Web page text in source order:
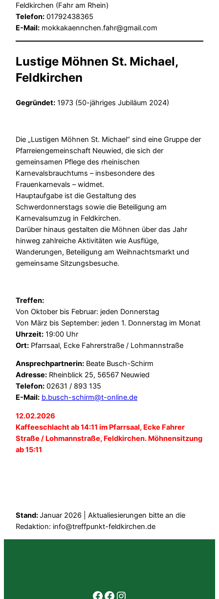
Feldkirchen (Fahr am Rhein)
Telefon: 01792438365
E-Mail: mokkakaennchen.fahr@gmail.com
Lustige Möhnen St. Michael,
Feldkirchen
Gegründet: 1973 (50-jähriges Jubiläum 2024)
Die „Lustigen Möhnen St. Michael“ sind eine Gruppe der
Pfarreiengemeinschaft Neuwied, die sich der
gemeinsamen Pflege des rheinischen
Karnevalsbrauchtums – insbesondere des
Frauenkarnevals – widmet.
Hauptaufgabe ist die Gestaltung des
Schwerdonnerstags sowie die Beteiligung am
Karnevalsumzug in Feldkirchen.
Darüber hinaus gestalten die Möhnen über das Jahr
hinweg zahlreiche Aktivitäten wie Ausflüge,
Wanderungen, Beteiligung am Weihnachtsmarkt und
gemeinsame Sitzungsbesuche.
Treffen:
Von Oktober bis Februar: jeden Donnerstag
Von März bis September: jeden 1. Donnerstag im Monat
Uhrzeit: 19:00 Uhr
Ort: Pfarrsaal, Ecke Fahrerstraße / Lohmannstraße
Ansprechpartnerin: Beate Busch-Schirm
Adresse: Rheinblick 25, 56567 Neuwied
Telefon: 02631 / 893 135
E-Mail: b.busch-schirm@t-online.de
12.02.2026
Kaffeeschlacht ab 14:11 im Pfarrsaal, Ecke Fahrer
Straße / Lohmannstraße, Feldkirchen. Möhnensitzung
ab 15:11
Stand:Januar 2026 | Aktualiesierungen bitte an die
Redaktion: info@treffpunkt-feldkirchen.de
Facebook
Facebook
Instagram